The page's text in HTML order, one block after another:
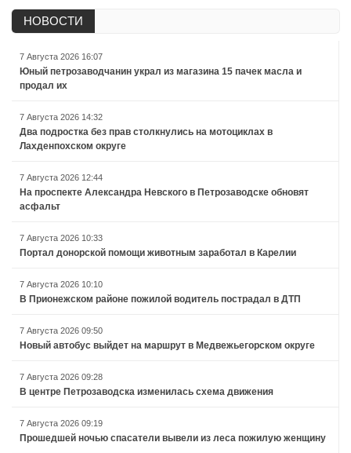
НОВОСТИ
7 Августа 2026 16:07
Юный петрозаводчанин украл из магазина 15 пачек масла и
продал их
7 Августа 2026 14:32
Два подростка без прав столкнулись на мотоциклах в
Лахденпохском округе
7 Августа 2026 12:44
На проспекте Александра Невского в Петрозаводске обновят
асфальт
7 Августа 2026 10:33
Портал донорской помощи животным заработал в Карелии
7 Августа 2026 10:10
В Прионежском районе пожилой водитель пострадал в ДТП
7 Августа 2026 09:50
Новый автобус выйдет на маршрут в Медвежьегорском округе
7 Августа 2026 09:28
В центре Петрозаводска изменилась схема движения
7 Августа 2026 09:19
Прошедшей ночью спасатели вывели из леса пожилую женщину